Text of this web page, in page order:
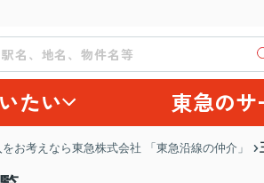
たい 東急のサ
お考えなら東急株式会社 「東急沿線の仲介」